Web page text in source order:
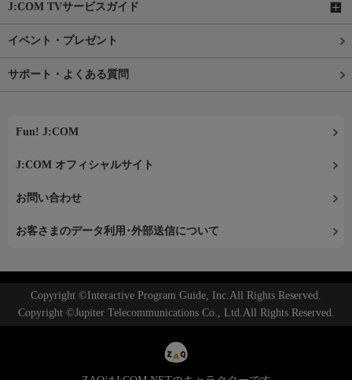
J:COM TVサービスガイド
イベント・プレゼント
サポート・よくある質問
Fun! J:COM
J:COM オフィシャルサイト
お問い合わせ
お客さまのデータ利用･外部送信について
Copyright ©Interactive Program Guide, Inc.All Rights Reserved.
Copyright ©Jupiter Telecommunications Co., Ltd.All Rights Reserved.